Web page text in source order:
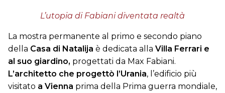
L’utopia di Fabiani diventata realtà
La mostra permanente al primo e secondo piano
della Casa di Natalija è dedicata alla Villa Ferrari e
al suo giardino, progettati da Max Fabiani.
L’architetto che progettò l’Urania, l’edificio più
visitato a Vienna prima della Prima guerra mondiale,